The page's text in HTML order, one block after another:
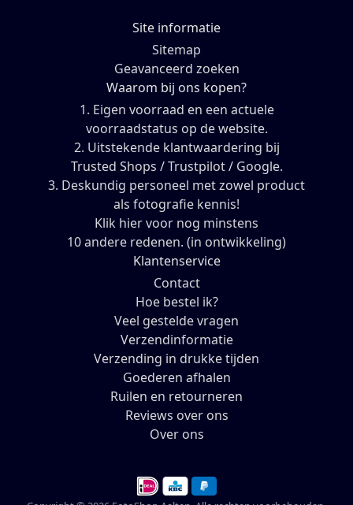
Site informatie
Sitemap
Geavanceerd zoeken
Waarom bij ons kopen?
1. Eigen voorraad en een actuele
voorraadstatus op de website.
2. Uitstekende klantwaardering bij
Trusted Shops / Trustpilot / Google.
3. Deskundig personeel met zowel product
als fotografie kennis!
Klik hier voor nog minstens
10 andere redenen. (in ontwikkeling)
Klantenservice
Contact
Hoe bestel ik?
Veel gestelde vragen
Verzendinformatie
Verzending in drukke tijden
Goederen afhalen
Ruilen en retourneren
Reviews over ons
Over ons